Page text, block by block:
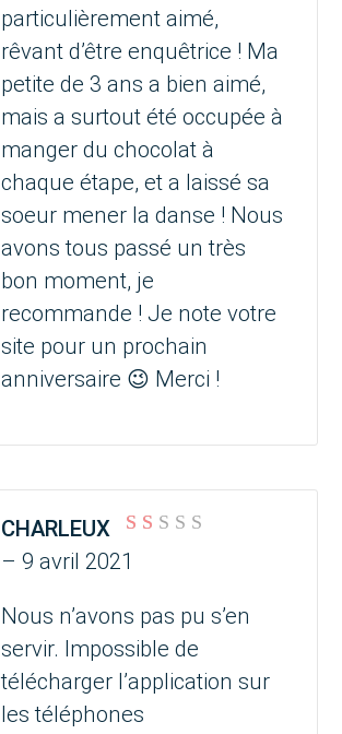
particulièrement aimé,
rêvant d’être enquêtrice ! Ma
petite de 3 ans a bien aimé,
mais a surtout été occupée à
manger du chocolat à
chaque étape, et a laissé sa
soeur mener la danse ! Nous
avons tous passé un très
bon moment, je
recommande ! Je note votre
site pour un prochain
anniversaire 😉 Merci !
Note
1
5
CHARLEUX
– 9 avril 2021
Nous n’avons pas pu s’en
servir. Impossible de
télécharger l’application sur
les téléphones